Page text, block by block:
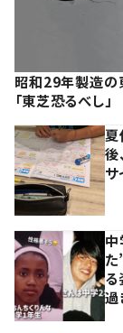
昭和29年製造の
「東芝恐るべし」
夏
後
サ
る
過